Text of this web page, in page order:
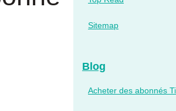
Sitemap
Blog
Acheter des abonnés